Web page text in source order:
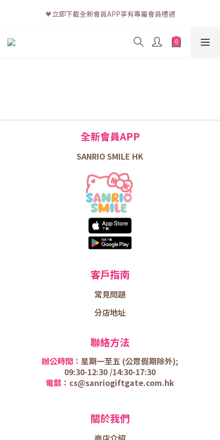
💗訂單一般送貨時間為3至5個工作天 (星期六、日及公眾假期並非
工作天)
💗立即下載全新會員APP享有專屬會員禮遇
💗訂單一般送貨時間為3至5個工作天 (星期六、日及公眾假期並非
全新會員APP
SANRIO SMILE HK
客戶指南
常見問題
分店地址
聯絡方法
辦公時間： 星期一至五 (公眾假期除外);
09:30-12:30 /14:30-17:30
電郵： cs@sanriogiftgate.com.hk
關於我們